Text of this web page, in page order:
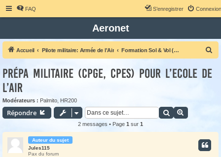
FAQ Connexion
S’enregistrer
Aeronet
Accueil Pilote militaire: Armée de l'Air Formation Sol & Vol (Salon, Cognac)
h
Prépa militaire (cpge, cpes) pour l’Ecole de
l’Air
Modérateurs : Palmito HR200
Répondre Rechercher
2 messages • Page 1 sur 1
Auteur du sujet
Jules115
Pax du forum